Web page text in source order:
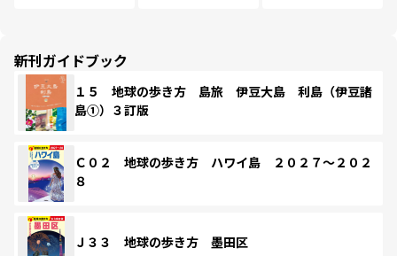
新刊ガイドブック
１５ 地球の歩き方 島旅 伊豆大島 利島（伊豆諸
島①）３訂版
Ｃ０２ 地球の歩き方 ハワイ島 ２０２７～２０２
８
Ｊ３３ 地球の歩き方 墨田区